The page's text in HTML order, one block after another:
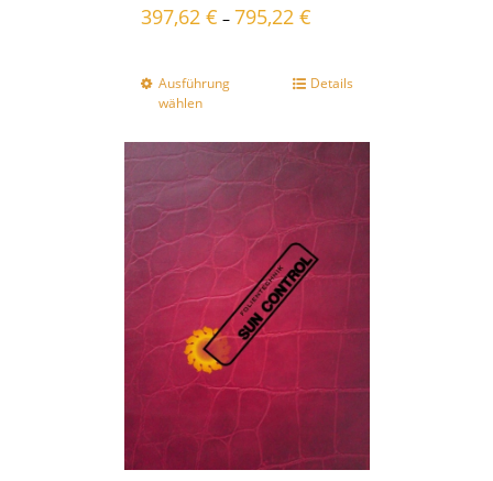
397,62 € – 795,22 €
Ausführung
wählen
Details